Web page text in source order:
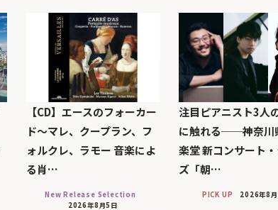
【CD】エースのフォーカー
ド～マレ、クープラン、フ
ォルクレ、ラモー 音楽によ
る肖…
New Release Selection
2026年8月5日
注目ピアニスト3人
に触れる──神奈川
楽堂 新コンサート
ズ「朝…
PICK UP 2026年8